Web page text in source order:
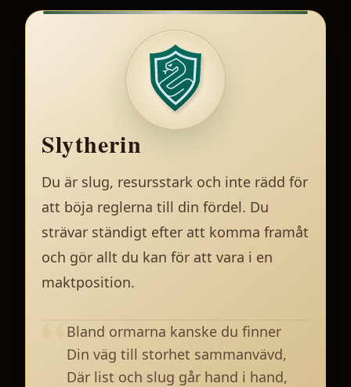
Slytherin
Du är slug, resursstark och inte rädd för
att böja reglerna till din fördel. Du
strävar ständigt efter att komma framåt
och gör allt du kan för att vara i en
maktposition.
Bland ormarna kanske du finner
Din väg till storhet sammanvävd,
Där list och slug går hand i hand,